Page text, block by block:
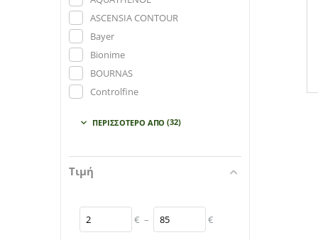
ASCENSIA CONTOUR
Bayer
Bionime
BOURNAS
Controlfine
Ecostevia
Eubos Med
Gehwol
 ΠΕΡΙΣΣΌΤΕΡΟ ΑΠΌ (32)
Τιμή
€ – €